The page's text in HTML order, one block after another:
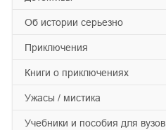
об истории серьезно
приключения
книги о приключениях
ужасы / мистика
учебники и пособия для вузов